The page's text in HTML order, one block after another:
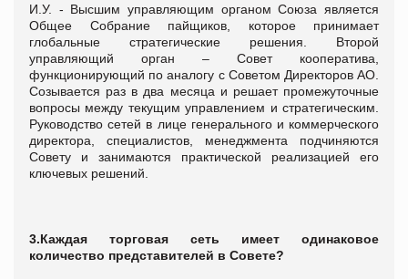
И.У. - Высшим управляющим органом Союза является
Общее Собрание пайщиков, которое принимает
глобальные стратегические решения. Второй
управляющий орган – Совет кооператива,
функционирующий по аналогу с Советом Директоров АО.
Созывается раз в два месяца и решает промежуточные
вопросы между текущим управлением и стратегическим.
Руководство сетей в лице генерального и коммерческого
директора, специалистов, менеджмента подчиняются
Совету и занимаются практической реализацией его
ключевых решений.
3.Каждая торговая сеть имеет одинаковое
количество представителей в Совете?